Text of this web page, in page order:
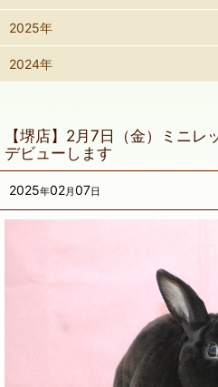
【堺店】2月7日（金）ミニ
デビューします
2025年02月07日
2025年
2024年